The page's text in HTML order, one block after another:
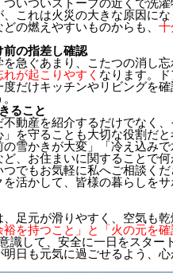
ついついストーブの近くで洗濯
、これは火災の大きな原因に
の燃えやすいものからも、 十
前の指差し確認
を急ぐあまり、こたつの消し
れが起こりやすく なります。
度だけキッチンやリビングを
ること
不動産を紹介するだけでなく
を守ることも大切な役割だと
の雪かきが大変」「冷え込み
ど、お住まいに関することで
つでもお気軽に私へご相談く
を活かして、皆様の暮らしを
足元が滑りやすく、空気も乾
裕を持つこと」と「火の元を確
識して、安全に一日をスター
明日も元気に過ごせるよう、